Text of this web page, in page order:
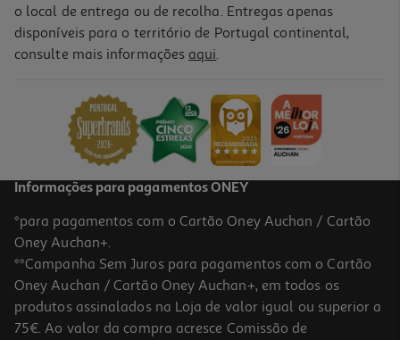
o local de entrega ou de recolha. Entregas apenas
disponíveis para o território de Portugal continental,
consulte mais informações aqui.
Informações para pagamentos ONEY
*para pagamentos com o Cartão Oney Auchan / Cartão
Oney Auchan+.
**Campanha Sem Juros para pagamentos com o Cartão
Oney Auchan / Cartão Oney Auchan+, em todos os
produtos assinalados na Loja de valor igual ou superior a
75€. Ao valor da compra acresce Comissão de